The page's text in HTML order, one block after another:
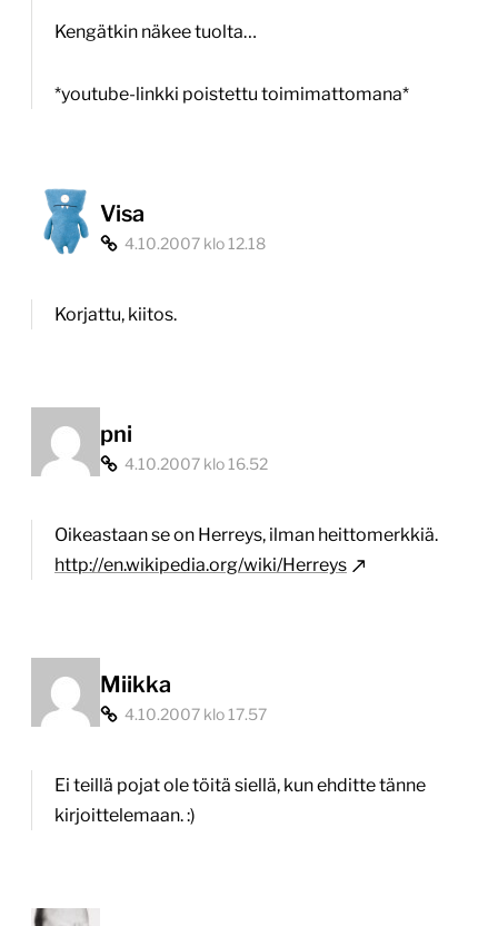
Kengätkin näkee tuolta…
*youtube-linkki poistettu toimimattomana*
Visa
4.10.2007 klo 12.18
Korjattu, kiitos.
pni
4.10.2007 klo 16.52
Oikeastaan se on Herreys, ilman heittomerkkiä.
http://en.wikipedia.org/wiki/Herreys
Miikka
4.10.2007 klo 17.57
Ei teillä pojat ole töitä siellä, kun ehditte tänne
kirjoittelemaan. :)